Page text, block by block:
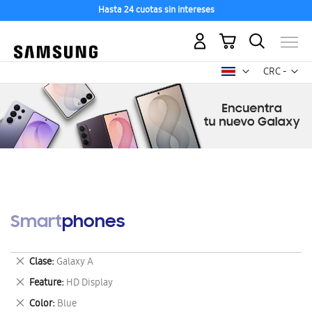
Hasta 24 cuotas sin intereses
CRC -
colón
Mi carrito
Smartphones
Clase Galaxy A
Eliminar
este
artículo
Feature HD Display
Eliminar
este
Color Blue
Eliminar